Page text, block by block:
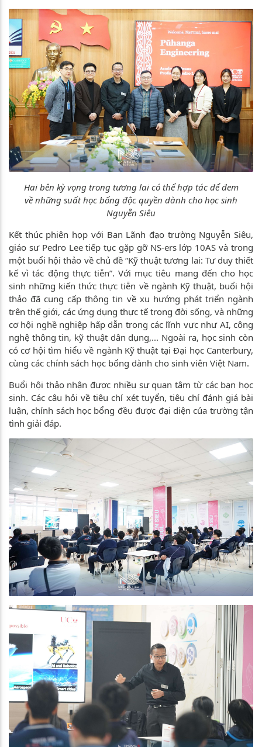
Hai bên kỳ vọng trong tương lai có thể hợp tác để đem
về những suất học bổng độc quyền dành cho học sinh
Nguyễn Siêu
Kết thúc phiên họp với Ban Lãnh đạo trường Nguyễn Siêu,
giáo sư Pedro Lee tiếp tục gặp gỡ NS-ers lớp 10AS và trong
một buổi hội thảo về chủ đề “Kỹ thuật tương lai: Tư duy thiết
kế vì tác động thực tiễn”. Với mục tiêu mang đến cho học
sinh những kiến thức thực tiễn về ngành Kỹ thuật, buổi hội
thảo đã cung cấp thông tin về xu hướng phát triển ngành
trên thế giới, các ứng dụng thực tế trong đời sống, và những
cơ hội nghề nghiệp hấp dẫn trong các lĩnh vực như AI, công
nghệ thông tin, kỹ thuật dân dụng,... Ngoài ra, học sinh còn
có cơ hội tìm hiểu về ngành Kỹ thuật tại Đại học Canterbury,
cùng các chính sách học bổng dành cho sinh viên Việt Nam.
Buổi hội thảo nhận được nhiều sự quan tâm từ các bạn học
sinh. Các câu hỏi về tiêu chí xét tuyển, tiêu chí đánh giá bài
luận, chính sách học bổng đều được đại diện của trường tận
tình giải đáp.